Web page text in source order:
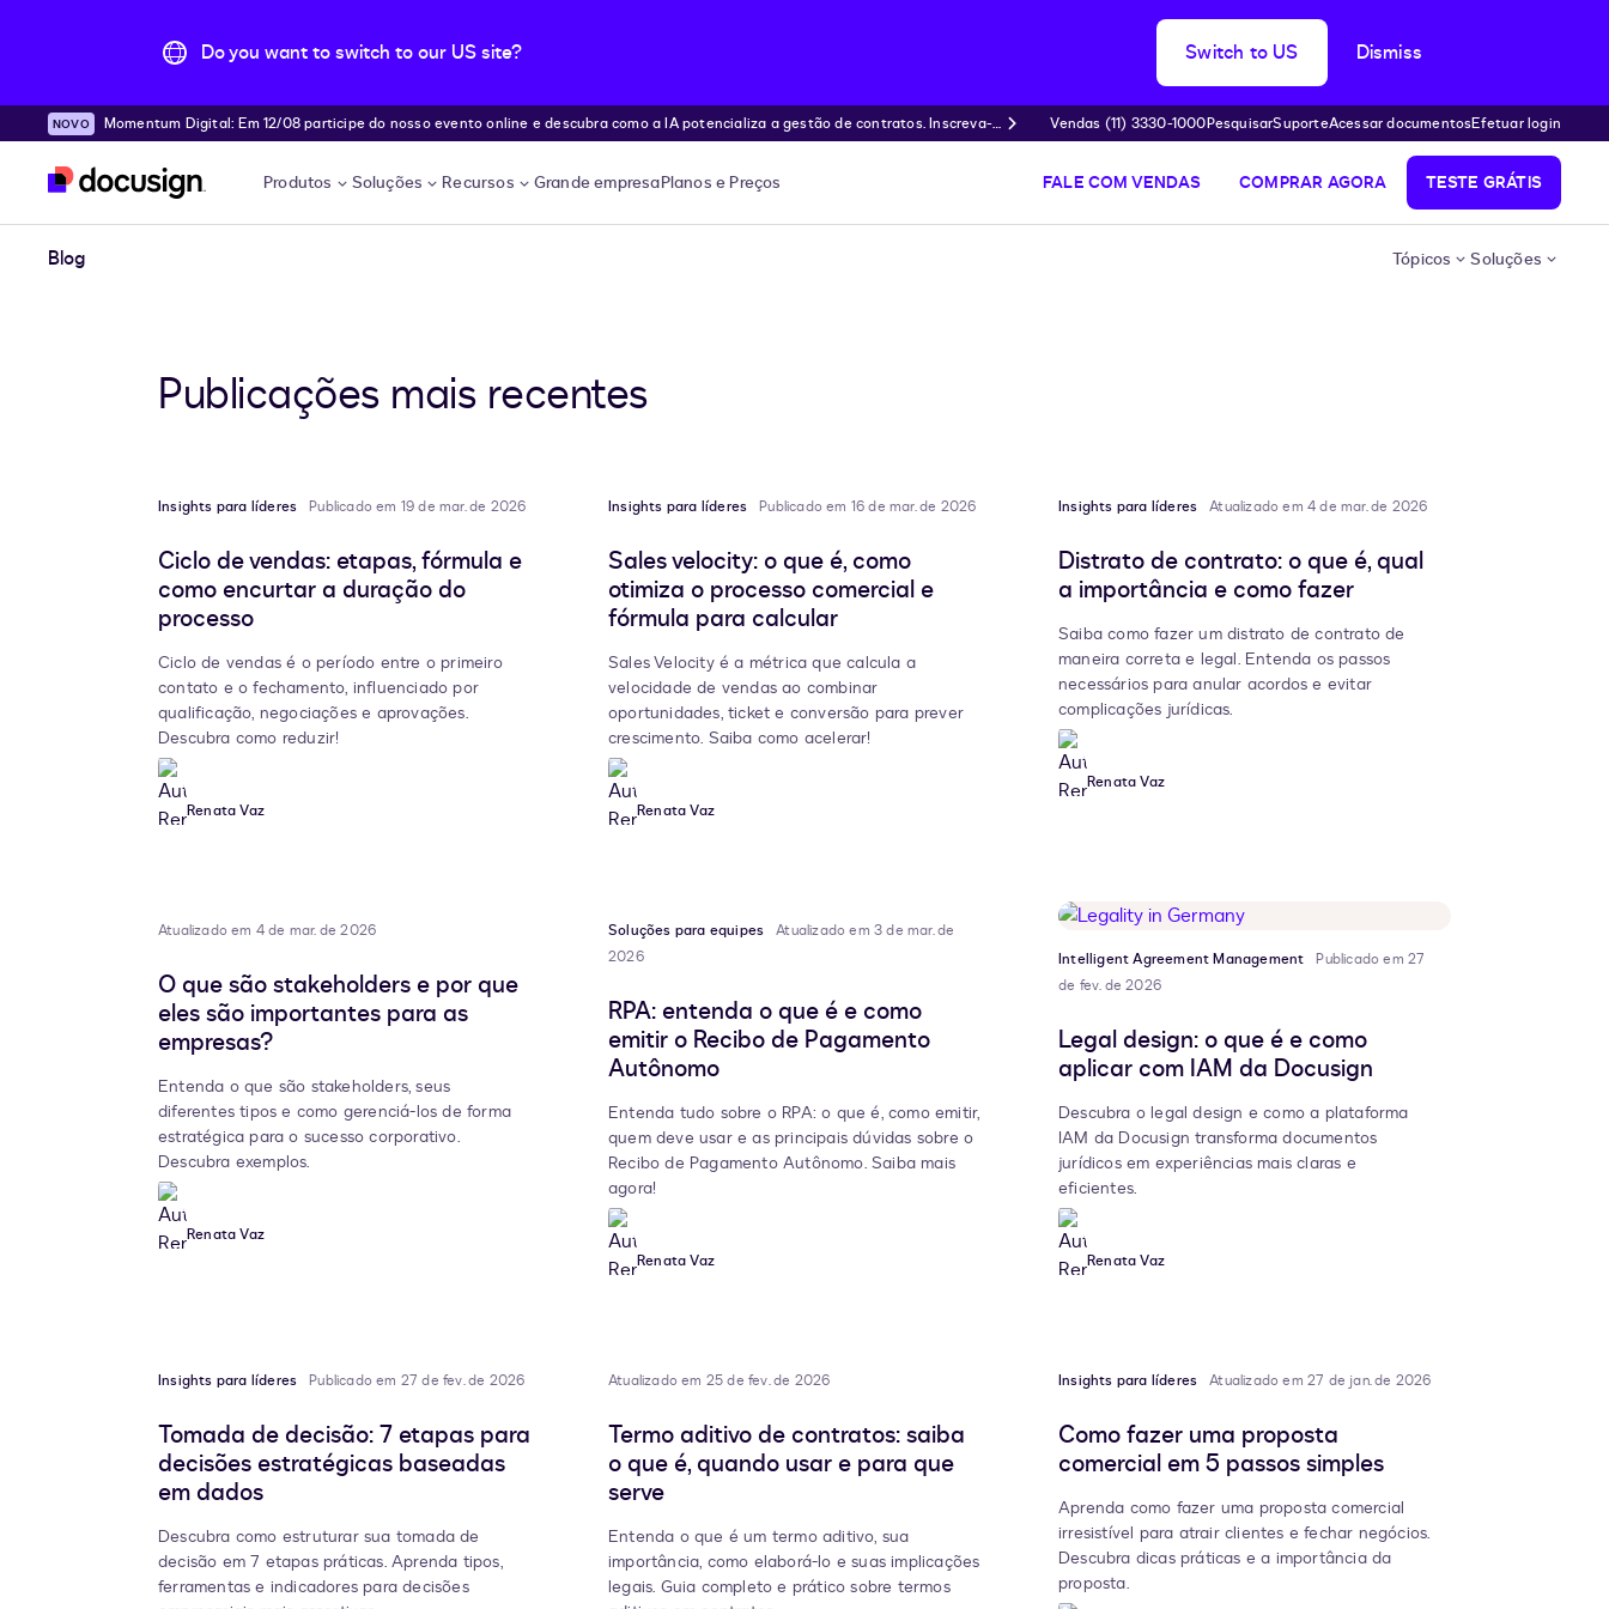
Do you want to switch to our US site? Switch to US Dismiss
Pular para o conteúdo principal
Momentum Digital: Em 12/08 participe do nosso evento online e descubra como a IA potencializa a gestão de contratos. Inscreva-s
e!
Vendas (11) 3330-1000PesquisarSuporteAcessar documentosEfetuar login
Produtos Soluções Recursos Grande empresaPlanos e Preços FALE COM VENDAS COMPRAR AGORA TESTE GRÁTIS
Blog Tópicos Soluções
Publicações mais recentes
Insights para líderes Publicado em 19 de mar. de 2026
Ciclo de vendas: etapas, fórmula e
como encurtar a duração do
processo
Ciclo de vendas é o período entre o primeiro
contato e o fechamento, influenciado por
qualificação, negociações e aprovações.
Descubra como reduzir!
Renata Vaz
Insights para líderes Publicado em 16 de mar. de 2026
Sales velocity: o que é, como
otimiza o processo comercial e
fórmula para calcular
Sales Velocity é a métrica que calcula a
velocidade de vendas ao combinar
oportunidades, ticket e conversão para prever
crescimento. Saiba como acelerar!
Renata Vaz
Insights para líderes Atualizado em 4 de mar. de 2026
Distrato de contrato: o que é, qual
a importância e como fazer
Saiba como fazer um distrato de contrato de
maneira correta e legal. Entenda os passos
necessários para anular acordos e evitar
complicações jurídicas.
Renata Vaz
Atualizado em 4 de mar. de 2026
O que são stakeholders e por que
eles são importantes para as
empresas?
Entenda o que são stakeholders, seus
diferentes tipos e como gerenciá-los de forma
estratégica para o sucesso corporativo.
Descubra exemplos.
Renata Vaz
Soluções para equipes
Atualizado em 3 de mar. de
2026
RPA: entenda o que é e como
emitir o Recibo de Pagamento
Autônomo
Entenda tudo sobre o RPA: o que é, como emitir,
quem deve usar e as principais dúvidas sobre o
Recibo de Pagamento Autônomo. Saiba mais
agora!
Renata Vaz
Intelligent Agreement Management
Publicado em 27
de fev. de 2026
Legal design: o que é e como
aplicar com IAM da Docusign
Descubra o legal design e como a plataforma
IAM da Docusign transforma documentos
jurídicos em experiências mais claras e
eficientes.
Renata Vaz
Insights para líderes Publicado em 27 de fev. de 2026
Tomada de decisão: 7 etapas para
decisões estratégicas baseadas
em dados
Descubra como estruturar sua tomada de
decisão em 7 etapas práticas. Aprenda tipos,
ferramentas e indicadores para decisões
Atualizado em 25 de fev. de 2026
Termo aditivo de contratos: saiba
o que é, quando usar e para que
serve
Entenda o que é um termo aditivo, sua
importância, como elaborá-lo e suas implicações
legais. Guia completo e prático sobre termos
Insights para líderes Atualizado em 27 de jan. de 2026
Como fazer uma proposta
comercial em 5 passos simples
Aprenda como fazer uma proposta comercial
irresistível para atrair clientes e fechar negócios.
Descubra dicas práticas e a importância da
proposta.